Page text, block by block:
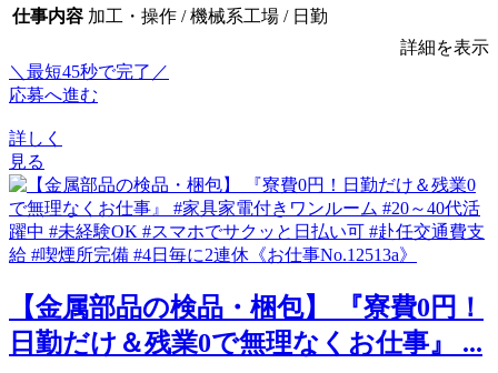
仕事内容 加工・操作 / 機械系工場 / 日勤
詳細を表示
＼最短45秒で完了／
応募へ進む
詳しく
見る
【金属部品の検品・梱包】 『寮費0円！
日勤だけ＆残業0で無理なくお仕事』 ...